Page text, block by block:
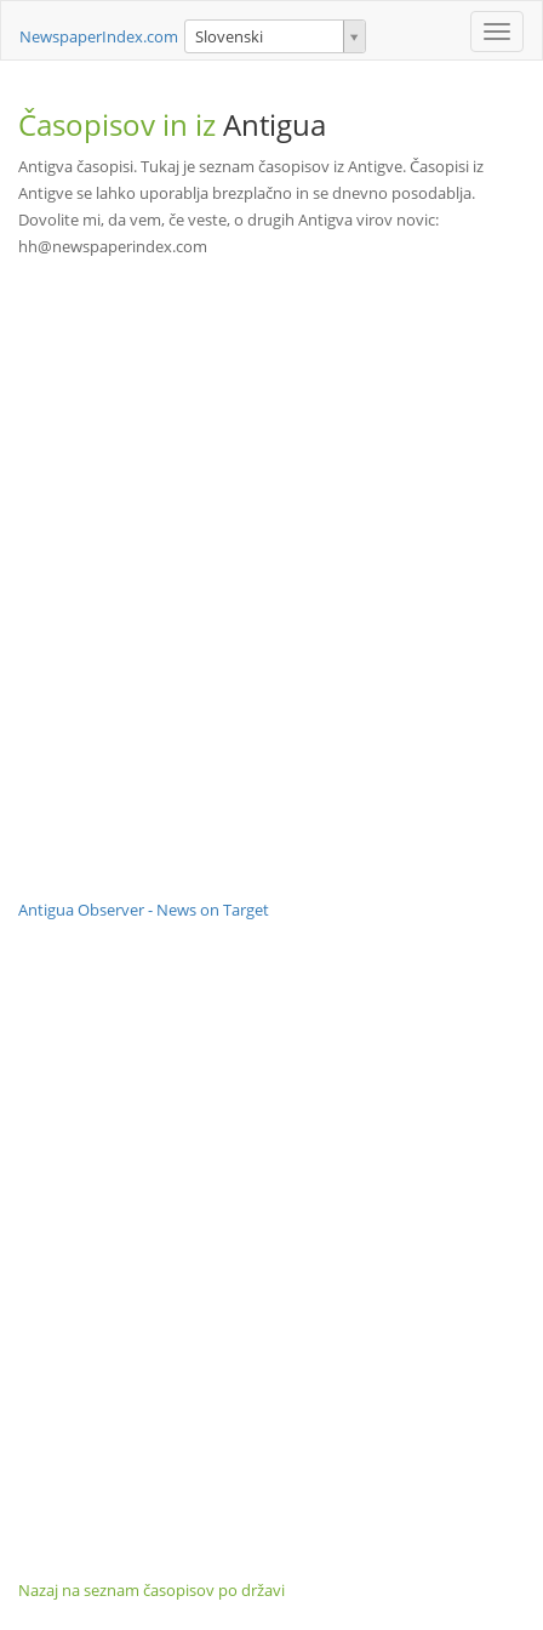
Toggle
NewspaperIndex.com Slovenski
Časopisov in izAntigua
Antigva časopisi. Tukaj je seznam časopisov iz Antigve. Časopisi iz
Antigve se lahko uporablja brezplačno in se dnevno posodablja.
Dovolite mi, da vem, če veste, o drugih Antigva virov novic:
hh@newspaperindex.com
Antigua Observer - News on Target
Nazaj na seznam časopisov po državi